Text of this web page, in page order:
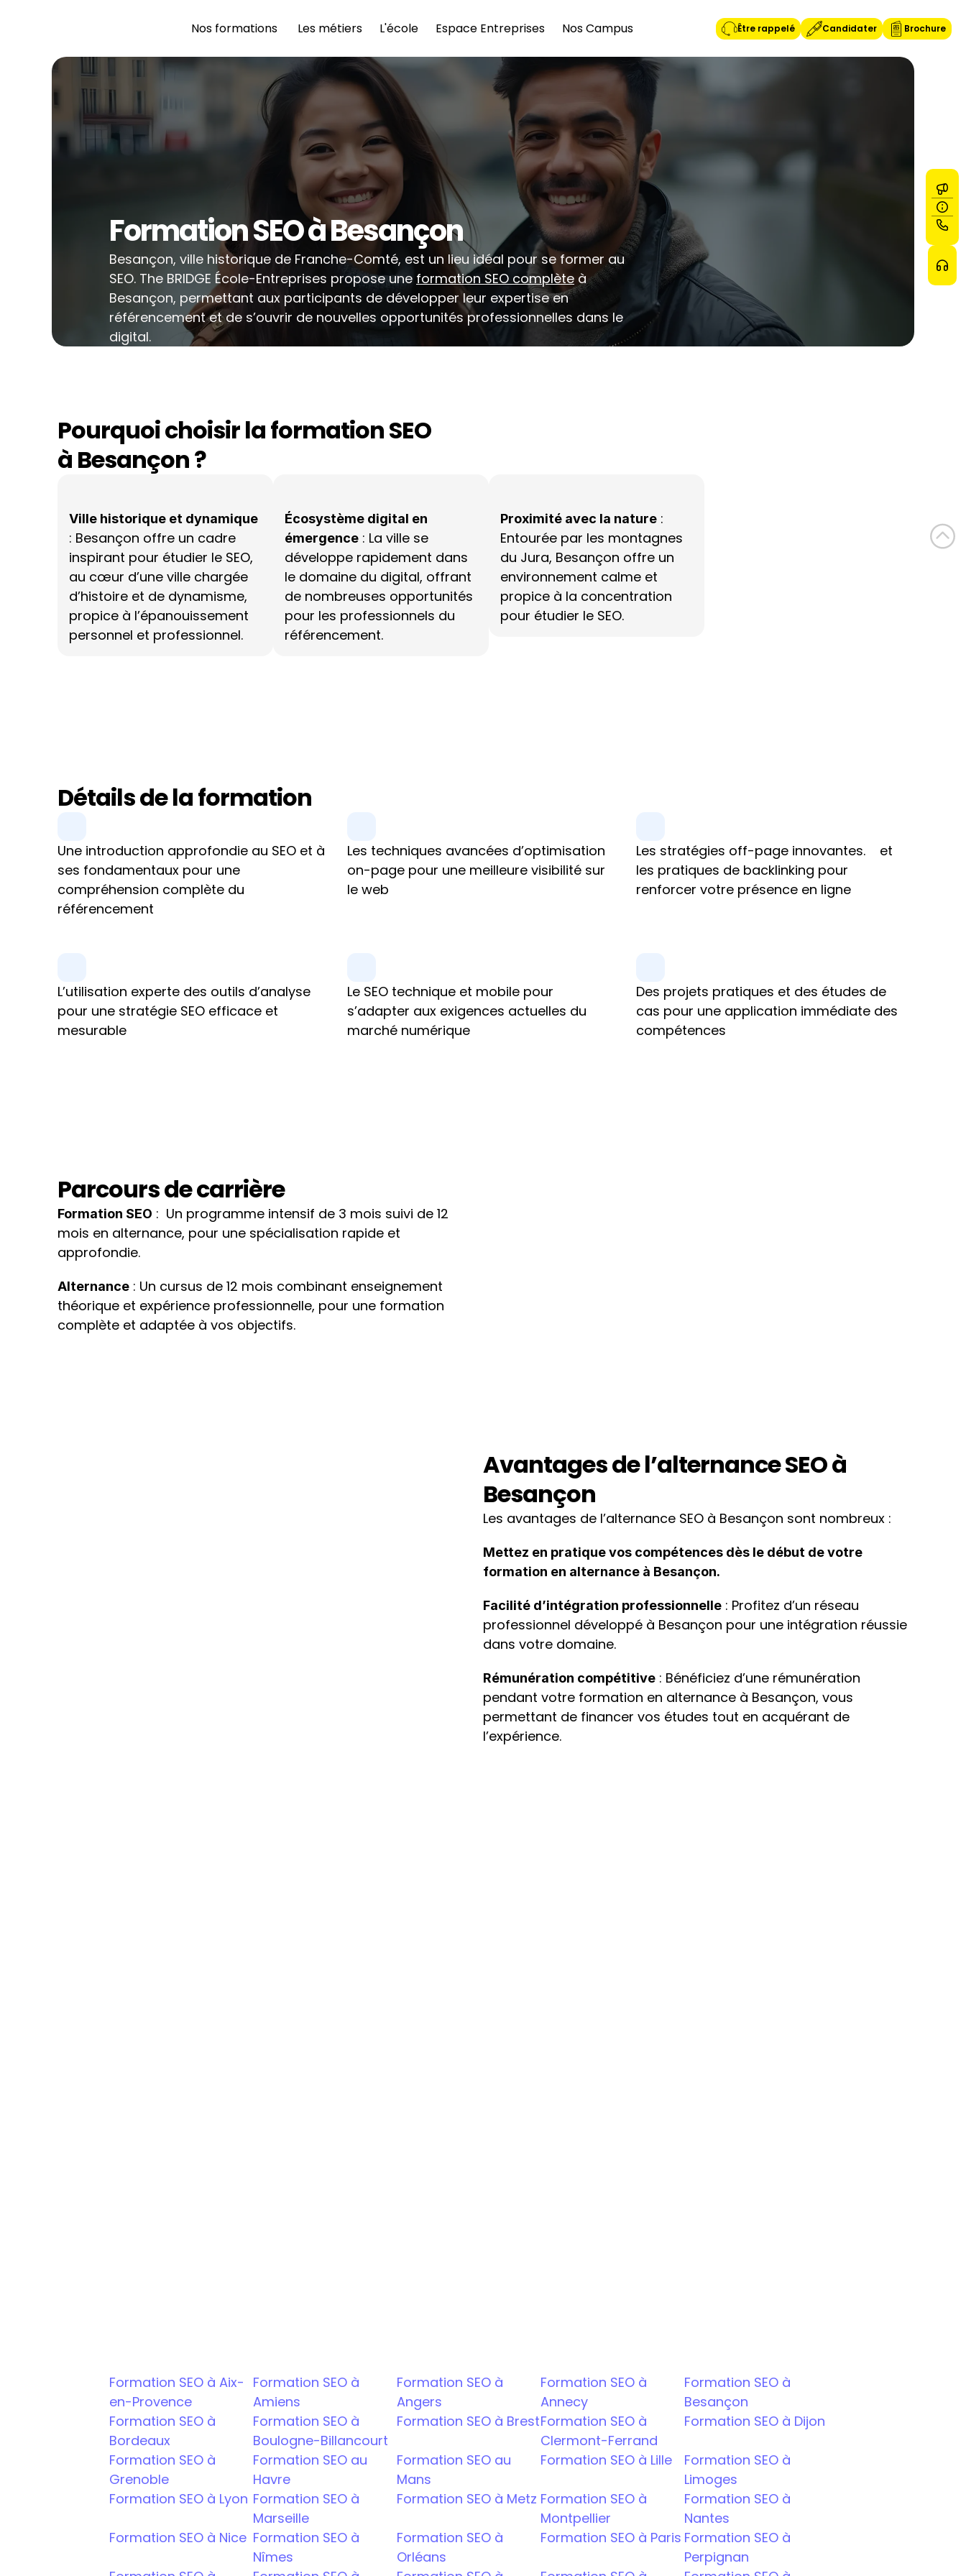
Nos formations Les métiers L'école Espace Entreprises Nos Campus Être rappelé Candidater Brochure
Formation SEO à Besançon
Besançon, ville historique de Franche-Comté, est un lieu idéal pour se former au
SEO. The BRIDGE École-Entreprises propose une formation SEO complète à
Besançon, permettant aux participants de développer leur expertise en
référencement et de s’ouvrir de nouvelles opportunités professionnelles dans le
digital.
Pourquoi choisir la formation SEO
à Besançon ?
Ville historique et dynamique
: Besançon offre un cadre
inspirant pour étudier le SEO,
au cœur d’une ville chargée
d’histoire et de dynamisme,
propice à l’épanouissement
personnel et professionnel.
Écosystème digital en
émergence : La ville se
développe rapidement dans
le domaine du digital, offrant
de nombreuses opportunités
pour les professionnels du
référencement.
Proximité avec la nature :
Entourée par les montagnes
du Jura, Besançon offre un
environnement calme et
propice à la concentration
pour étudier le SEO.
Détails de la formation
Une introduction approfondie au SEO et à
ses fondamentaux pour une
compréhension complète du
référencement
Les techniques avancées d’optimisation
on-page pour une meilleure visibilité sur
le web
Les stratégies off-page innovantes.    et
les pratiques de backlinking pour
renforcer votre présence en ligne
L’utilisation experte des outils d’analyse
pour une stratégie SEO efficace et
mesurable
Le SEO technique et mobile pour
s’adapter aux exigences actuelles du
marché numérique
Des projets pratiques et des études de
cas pour une application immédiate des
compétences
Parcours de carrière
Formation SEO :  Un programme intensif de 3 mois suivi de 12
mois en alternance, pour une spécialisation rapide et
approfondie.
Alternance : Un cursus de 12 mois combinant enseignement
théorique et expérience professionnelle, pour une formation
complète et adaptée à vos objectifs.
Avantages de l’alternance SEO à
Besançon
Les avantages de l’alternance SEO à Besançon sont nombreux :
Mettez en pratique vos compétences dès le début de votre
formation en alternance à Besançon.
Facilité d’intégration professionnelle : Profitez d’un réseau
professionnel développé à Besançon pour une intégration réussie
dans votre domaine.
Rémunération compétitive : Bénéficiez d’une rémunération
pendant votre formation en alternance à Besançon, vous
permettant de financer vos études tout en acquérant de
l’expérience.
Formation SEO à Aix-
en-Provence
Formation SEO à
Amiens
Formation SEO à
Angers
Formation SEO à
Annecy
Formation SEO à
Besançon
Formation SEO à
Bordeaux
Formation SEO à
Boulogne-Billancourt
Formation SEO à BrestFormation SEO à
Clermont-Ferrand
Formation SEO à Dijon
Formation SEO à
Grenoble
Formation SEO au
Havre
Formation SEO au
Mans
Formation SEO à Lille
Formation SEO à
Limoges
Formation SEO à Lyon Formation SEO à
Marseille
Formation SEO à Metz Formation SEO à
Montpellier
Formation SEO à
Nantes
Formation SEO à Nice Formation SEO à
Nîmes
Formation SEO à
Orléans
Formation SEO à Paris Formation SEO à
Perpignan